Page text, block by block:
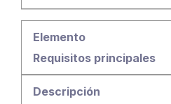
Requisitos principales